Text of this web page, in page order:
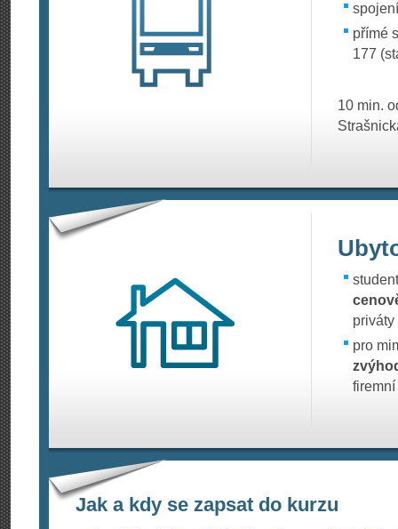
přímé
177
10 min.
priváty
pro
Jak a kdy se zapsat do kurzu